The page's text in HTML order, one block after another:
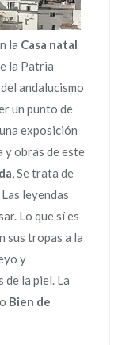
la Casa natal
la Patria
andalucismo
un punto de
exposición
y obras de este
, Se trata de
leyendas
Lo que sí es
sus tropas a la
y
la piel. La
Bien de